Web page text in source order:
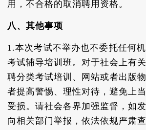
用，不合格的取消聘用资格。
八、其他事项
1.本次考试不举办也不委托任何
考试辅导培训班。对于社会上有
聘分类考试培训、网站或者出版
者提高警惕、理性对待，避免上
受损。请社会各界加强监督，如
向相关部门举报，依法依规严肃